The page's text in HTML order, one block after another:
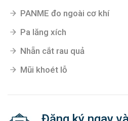
PANME đo ngoài cơ khí
Pa lăng xích
Nhẵn cắt rau quả
Mũi khoét lỗ